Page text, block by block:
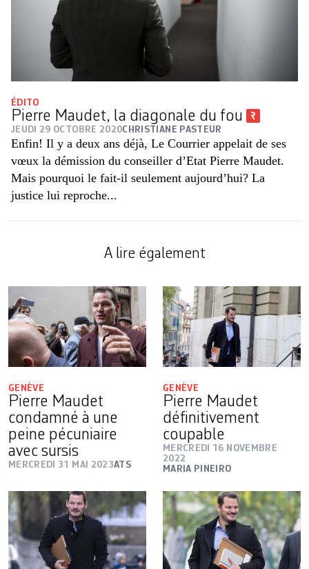
ÉDITO
Pierre Maudet, la diagonale du fou
JEUDI 29 OCTOBRE 2020CHRISTIANE PASTEUR
Enfin! Il y a deux ans déjà, Le Courrier appelait de ses
vœux la démission du conseiller d’Etat Pierre Maudet.
Mais pourquoi le fait-il seulement aujourd’hui? La
justice lui reproche...
A lire également
GENÈVE
Pierre Maudet
condamné à une
peine pécuniaire
avec sursis
MERCREDI 31 MAI 2023ATS
GENÈVE
Pierre Maudet
définitivement
coupable
MERCREDI 16 NOVEMBRE
2022
MARIA PINEIRO